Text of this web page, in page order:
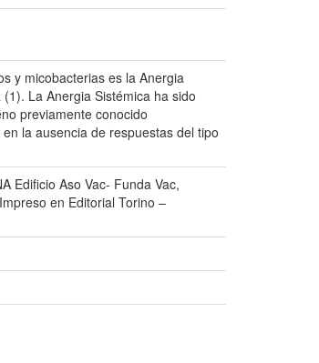
y micobacterias es la Anergia
La Anergia Sistémica ha sido
previamente conocido
la ausencia de respuestas del tipo
Edificio Aso Vac- Funda Vac,
en Editorial Torino –